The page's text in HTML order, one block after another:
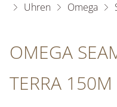
Uhren Omega
OMEGA
TERRA 150M